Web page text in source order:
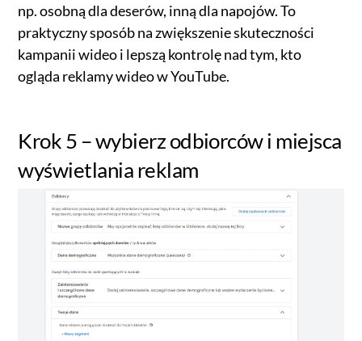
np. osobną dla deserów, inną dla napojów. To
praktyczny sposób na zwiększenie skuteczności
kampanii wideo i lepszą kontrolę nad tym, kto
ogląda reklamy wideo w YouTube.
Krok 5 – wybierz odbiorców i miejsca
wyświetlania reklam